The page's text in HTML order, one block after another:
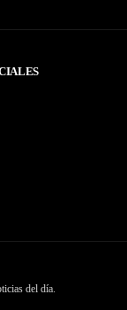
del día.